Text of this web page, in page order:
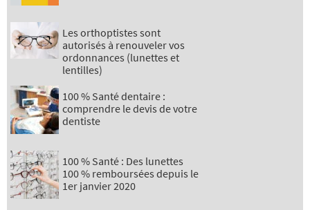
Les orthoptistes sont
autorisés à renouveler vos
ordonnances (lunettes et
lentilles)
100 % Santé dentaire :
comprendre le devis de votre
dentiste
100 % Santé : Des lunettes
100 % remboursées depuis le
1er janvier 2020